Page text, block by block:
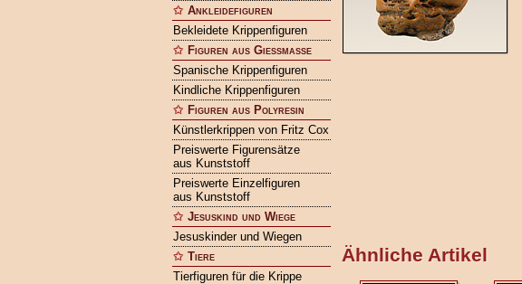
Ankleidefiguren
Bekleidete Krippenfiguren
Figuren aus Gießmasse
Spanische Krippenfiguren
Kindliche Krippenfiguren
Figuren aus Polyresin
Künstlerkrippen von Fritz Cox
Preiswerte Figurensätze
aus Kunststoff
Preiswerte Einzelfiguren
aus Kunststoff
Jesuskind und Wiege
Jesuskinder und Wiegen
Tiere
Tierfiguren für die Krippe
Ähnliche Artikel